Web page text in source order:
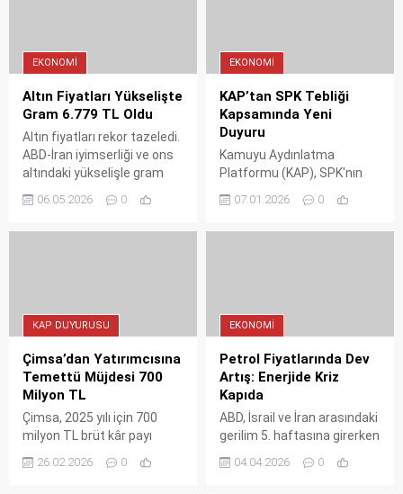
EKONOMI
Altın Fiyatları Yükselişte
Gram 6.779 TL Oldu
Altın fiyatları rekor tazeledi.
ABD-İran iyimserliği ve ons
altındaki yükselişle gram
çeyrek altın 11.140 TL
06.05.2026 0
EKONOMI
KAP’tan SPK Tebliği
Kapsamında Yeni
Duyuru
Kamuyu Aydınlatma
Platformu (KAP), SPK'nın
12-(4). maddesi uyarınca
07.01.2026 0
KAP DUYURUSU
Çimsa’dan Yatırımcısına
Temettü Müjdesi 700
Milyon TL
Çimsa, 2025 yılı için 700
milyon TL brüt kâr payı
dağıtma kararı aldı.
Ödemelerin 1 Nisan 2026’da
26.02.2026 0
EKONOMI
Petrol Fiyatlarında Dev
Artış: Enerjide Kriz
Kapıda
ABD, İsrail ve İran arasındaki
gerilim 5. haftasına girerken
petrol fiyatları rekor kırdı.
Brent petrol %50, WTI ise
04.04.2026 0